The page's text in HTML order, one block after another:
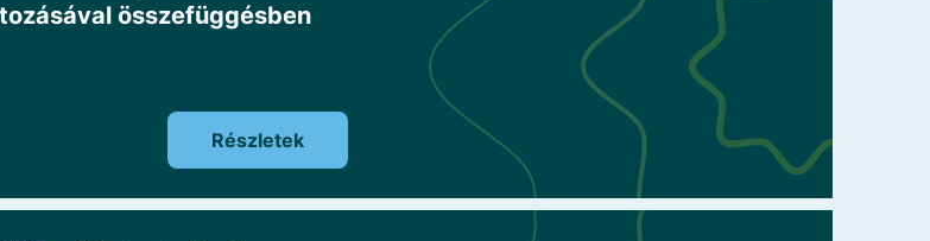
összefüggésben
Részletek